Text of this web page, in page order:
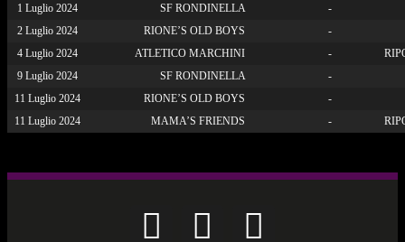
1 Luglio 2024
SF RONDINELLA
-
2 Luglio 2024
RIONE’S OLD BOYS
-
4 Luglio 2024
ATLETICO MARCHINI -
9 Luglio 2024
SF RONDINELLA
-
11 Luglio 2024
RIONE’S OLD BOYS
-
11 Luglio 2024
MAMA’S FRIENDS -